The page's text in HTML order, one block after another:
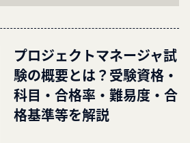
プロジェクトマネージャ試
験の概要とは？受験資格・
科目・合格率・難易度・合
格基準等を解説